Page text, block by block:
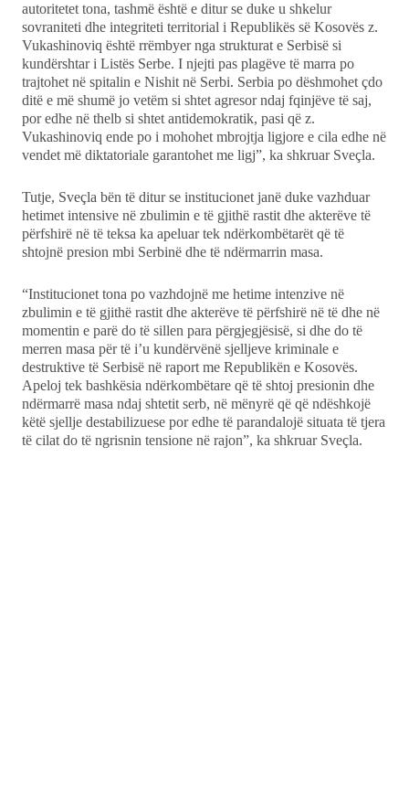
autoritetet tona, tashmë është e ditur se duke u shkelur
sovraniteti dhe integriteti territorial i Republikës së Kosovës z.
Vukashinoviq është rrëmbyer nga strukturat e Serbisë si
kundërshtar i Listës Serbe. I njejti pas plagëve të marra po
trajtohet në spitalin e Nishit në Serbi. Serbia po dëshmohet çdo
ditë e më shumë jo vetëm si shtet agresor ndaj fqinjëve të saj,
por edhe në thelb si shtet antidemokratik, pasi që z.
Vukashinoviq ende po i mohohet mbrojtja ligjore e cila edhe në
vendet më diktatoriale garantohet me ligj”, ka shkruar Sveçla.
Tutje, Sveçla bën të ditur se institucionet janë duke vazhduar
hetimet intensive në zbulimin e të gjithë rastit dhe akterëve të
përfshirë në të teksa ka apeluar tek ndërkombëtarët që të
shtojnë presion mbi Serbinë dhe të ndërmarrin masa.
“Institucionet tona po vazhdojnë me hetime intenzive në
zbulimin e të gjithë rastit dhe akterëve të përfshirë në të dhe në
momentin e parë do të sillen para përgjegjësisë, si dhe do të
merren masa për të i’u kundërvënë sjelljeve kriminale e
destruktive të Serbisë në raport me Republikën e Kosovës.
Apeloj tek bashkësia ndërkombëtare që të shtoj presionin dhe
ndërmarrë masa ndaj shtetit serb, në mënyrë që që ndëshkojë
këtë sjellje destabilizuese por edhe të parandalojë situata të tjera
të cilat do të ngrisnin tensione në rajon”, ka shkruar Sveçla.